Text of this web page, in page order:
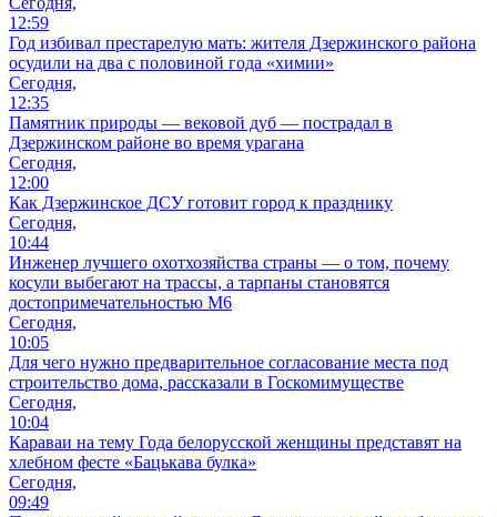
12:59
Год избивал престарелую мать: жителя Дзержинского района
осудили на два с половиной года «химии»
Сегодня,
12:35
Памятник природы — вековой дуб — пострадал в
Дзержинском районе во время урагана
Сегодня,
12:00
Как Дзержинское ДСУ готовит город к празднику
Сегодня,
10:44
Инженер лучшего охотхозяйства страны — о том, почему
косули выбегают на трассы, а тарпаны становятся
достопримечательностью М6
Сегодня,
10:05
Для чего нужно предварительное согласование места под
строительство дома, рассказали в Госкомимуществе
Сегодня,
10:04
Караваи на тему Года белорусской женщины представят на
хлебном фесте «Бацькава булка»
Сегодня,
09:49